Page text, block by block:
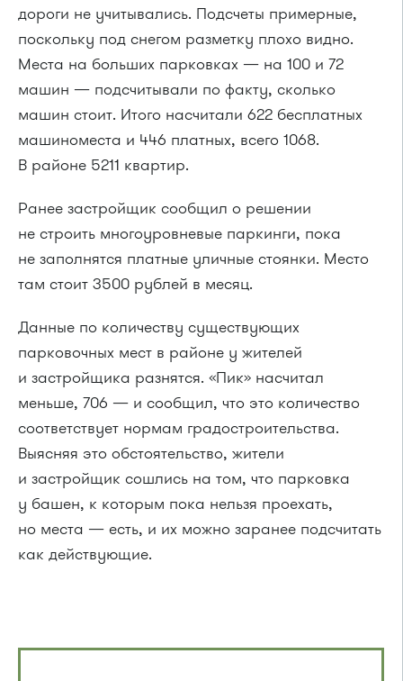
дороги не учитывались. Подсчеты примерные,
поскольку под снегом разметку плохо видно.
Места на больших парковках — на 100 и 72
машин — подсчитывали по факту, сколько
машин стоит. Итого насчитали 622 бесплатных
машиноместа и 446 платных, всего 1068.
В районе 5211 квартир.
Ранее застройщик сообщил о решении
не строить многоуровневые паркинги, пока
не заполнятся платные уличные стоянки. Место
там стоит 3500 рублей в месяц.
Данные по количеству существующих
парковочных мест в районе у жителей
и застройщика разнятся. «Пик» насчитал
меньше, 706 — и сообщил, что это количество
соответствует нормам градостроительства.
Выясняя это обстоятельство, жители
и застройщик сошлись на том, что парковка
у башен, к которым пока нельзя проехать,
но места — есть, и их можно заранее подсчитать
как действующие.